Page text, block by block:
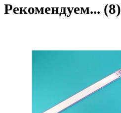
Рекомендуем... (8)